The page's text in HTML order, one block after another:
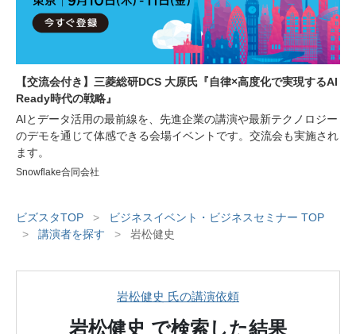
【交流会付き】三菱総研DCS 大原氏『自律×高度化で実現するAI
Ready時代の戦略』
AIとデータ活用の最前線を、先進企業の講演や最新テクノロジー
のデモを通じて体感できる会場イベントです。交流会も実施され
ます。
Snowflake合同会社
ビズスタTOP >
ビジネスイベント・ビジネスセミナー TOP
>
講演者を探す > 岩松健史
岩松健史 氏の講演依頼
岩松健史 で検索した結果